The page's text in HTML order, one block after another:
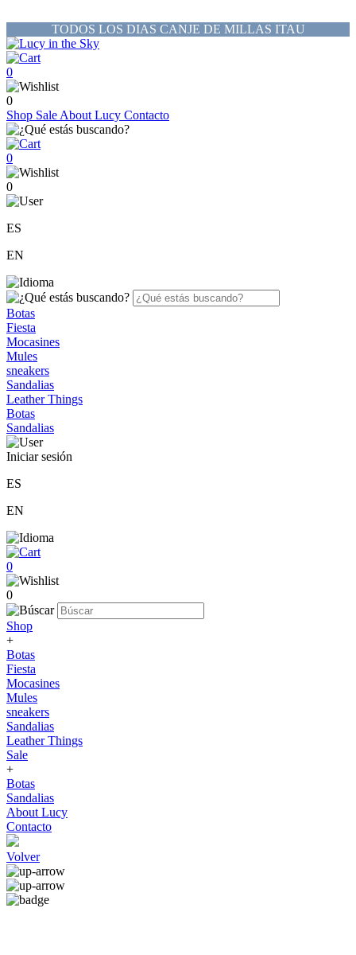
TODOS LOS DIAS CANJE DE MILLAS ITAU
0
0
Shop Sale About Lucy Contacto
0
0
ES
EN
Botas
Fiesta
Mocasines
Mules
sneakers
Sandalias
Leather Things
Botas
Sandalias
Iniciar sesión
ES
EN
0
0
Shop
+
Botas
Fiesta
Mocasines
Mules
sneakers
Sandalias
Leather Things
Sale
+
Botas
Sandalias
About Lucy
Contacto
Volver